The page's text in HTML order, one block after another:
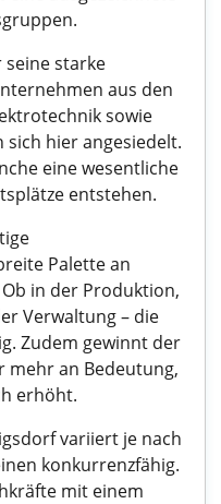
starke
aus den
sowie
hier angesiedelt.
eine wesentliche
entstehen.
Palette an
in der Produktion,
Verwaltung – die
Zudem gewinnt der
mehr an Bedeutung,
erhöht.
variiert je nach
konkurrenzfähig.
mit einem